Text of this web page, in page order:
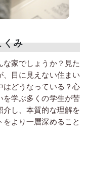
くみ
家でしょうか？見た
目に見えない住まい
どうなっている？心
学ぶ多くの学生が苦
し、本質的な理解を
より一層深めること